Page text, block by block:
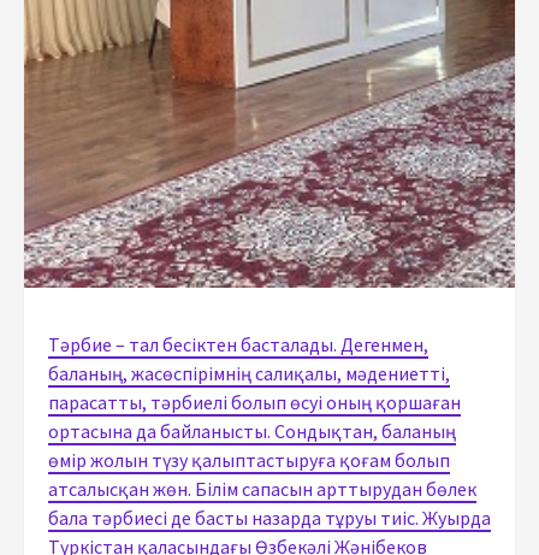
Тәрбие – тал бесіктен басталады. Дегенмен,
баланың, жасөспірімнің салиқалы, мәдениетті,
парасатты, тәрбиелі болып өсуі оның қоршаған
ортасына да байланысты. Сондықтан, баланың
өмір жолын түзу қалыптастыруға қоғам болып
атсалысқан жөн. Білім сапасын арттырудан бөлек
бала тәрбиесі де басты назарда тұруы тиіс. Жуырда
Түркістан қаласындағы Өзбекәлі Жәнібеков